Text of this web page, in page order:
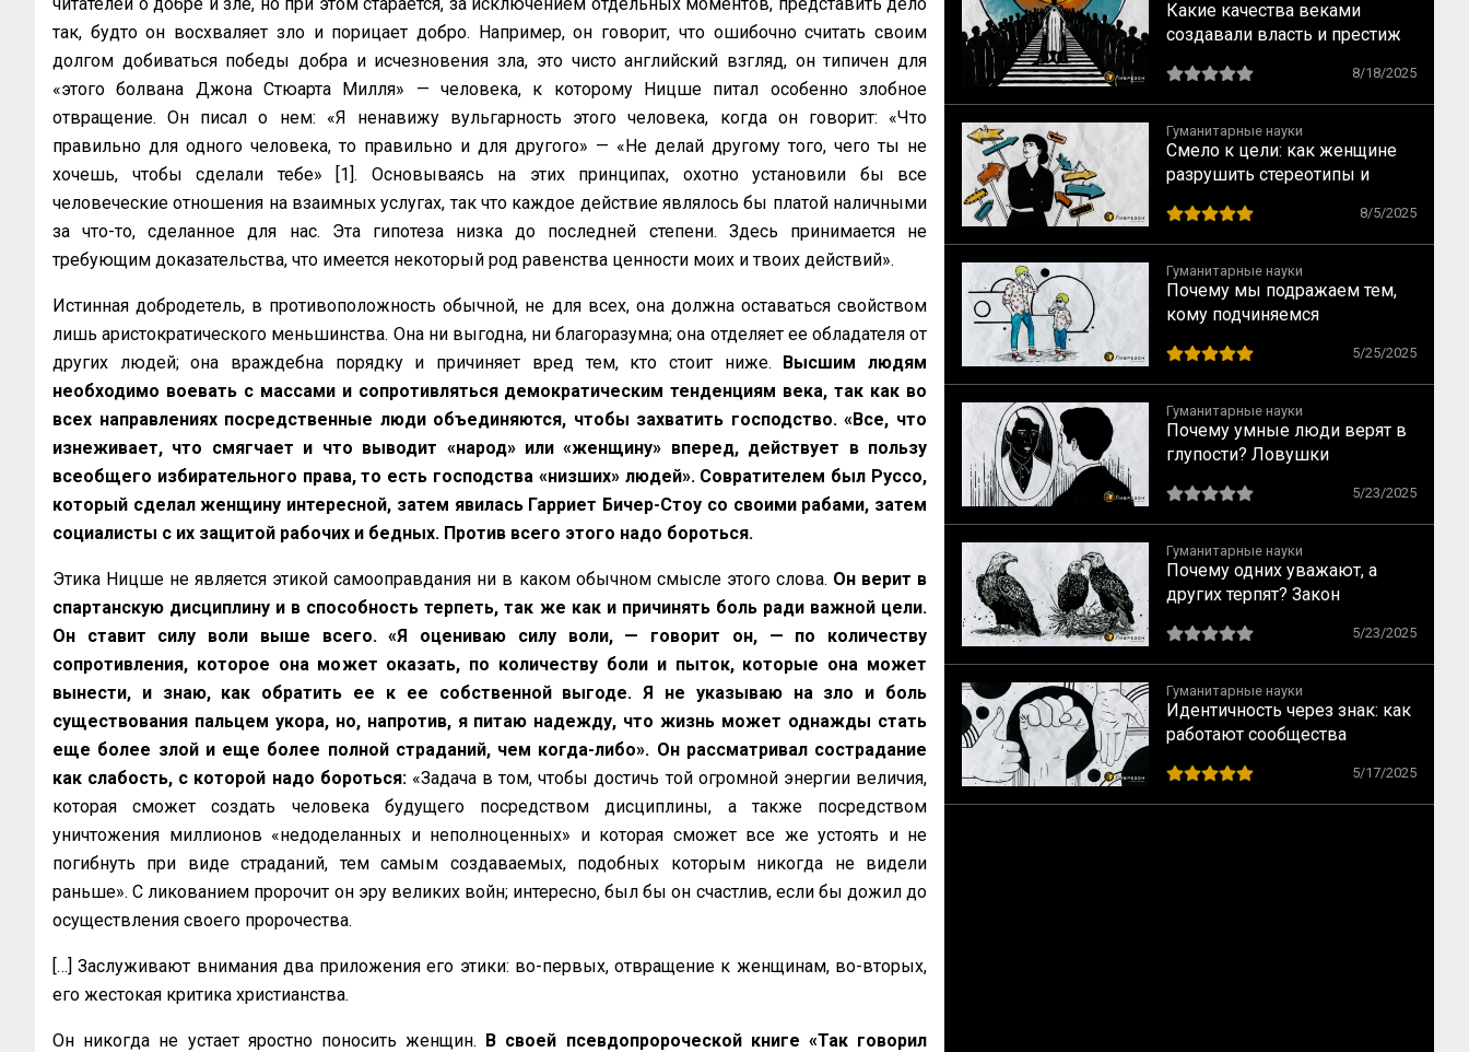
так, будто он восхваляет зло и порицает добро. Например, он говорит, что ошибочно считать своим
долгом добиваться победы добра и исчезновения зла, это чисто английский взгляд, он типичен для
«этого болвана Джона Стюарта Милля» — человека, к которому Ницше питал особенно злобное
отвращение. Он писал о нем: «Я ненавижу вульгарность этого человека, когда он говорит: «‎Что
правильно для одного человека, то правильно и для другого» — «‎Не делай другому того, чего ты не
хочешь, чтобы сделали тебе» [1]. Основываясь на этих принципах, охотно установили бы все
человеческие отношения на взаимных услугах, так что каждое действие являлось бы платой наличными
за что-то, сделанное для нас. Эта гипотеза низка до последней степени. Здесь принимается не
требующим доказательства, что имеется некоторый род равенства ценности моих и твоих действий».
Истинная добродетель, в противоположность обычной, не для всех, она должна оставаться свойством
лишь аристократического меньшинства. Она ни выгодна, ни благоразумна; она отделяет ее обладателя от
других людей; она враждебна порядку и причиняет вред тем, кто стоит ниже. Высшим людям
необходимо воевать с массами и сопротивляться демократическим тенденциям века, так как во
всех направлениях посредственные люди объединяются, чтобы захватить господство. «Все, что
изнеживает, что смягчает и что выводит «‎народ» или «‎женщину» вперед, действует в пользу
всеобщего избирательного права, то есть господства «‎низших» людей». Совратителем был Руссо,
который сделал женщину интересной, затем явилась Гарриет Бичер-Стоу со своими рабами, затем
социалисты с их защитой рабочих и бедных. Против всего этого надо бороться.
Этика Ницше не является этикой самооправдания ни в каком обычном смысле этого слова. Он верит в
спартанскую дисциплину и в способность терпеть, так же как и причинять боль ради важной цели.
Он ставит силу воли выше всего. «Я оцениваю силу воли, — говорит он, — по количеству
сопротивления, которое она может оказать, по количеству боли и пыток, которые она может
вынести, и знаю, как обратить ее к ее собственной выгоде. Я не указываю на зло и боль
существования пальцем укора, но, напротив, я питаю надежду, что жизнь может однажды стать
еще более злой и еще более полной страданий, чем когда-либо». Он рассматривал сострадание
как слабость, с которой надо бороться: «Задача в том, чтобы достичь той огромной энергии величия,
которая сможет создать человека будущего посредством дисциплины, а также посредством
уничтожения миллионов «недоделанных и неполноценных» и которая сможет все же устоять и не
погибнуть при виде страданий, тем самым создаваемых, подобных которым никогда не видели
раньше». С ликованием пророчит он эру великих войн; интересно, был бы он счастлив, если бы дожил до
осуществления своего пророчества.
[…] Заслуживают внимания два приложения его этики: во-первых, отвращение к женщинам, во-вторых,
его жестокая критика христианства.
Он никогда не устает яростно поносить женщин. В своей псевдопророческой книге «Так говорил
Какие качества веками
создавали власть и престиж
8/18/2025
Гуманитарные науки
Смело к цели: как женщине
разрушить стереотипы и
профессию, не уповая на
мечты
8/5/2025
Гуманитарные науки
Почему мы подражаем тем,
кому подчиняемся
5/25/2025
Гуманитарные науки
Почему умные люди верят в
глупости? Ловушки
предупреждал Милль
5/23/2025
Гуманитарные науки
Почему одних уважают, а
других терпят? Закон
Спенсеру
5/23/2025
Гуманитарные науки
Идентичность через знак: как
работают сообщества
5/17/2025